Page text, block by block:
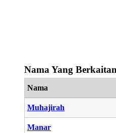
Nama Yang
Nama
Muhajirah
Manar